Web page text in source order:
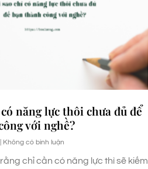
năng lực thôi chưa đủ để
với nghề?
Không có bình luận
chỉ cần có năng lực thì sẽ kiếm